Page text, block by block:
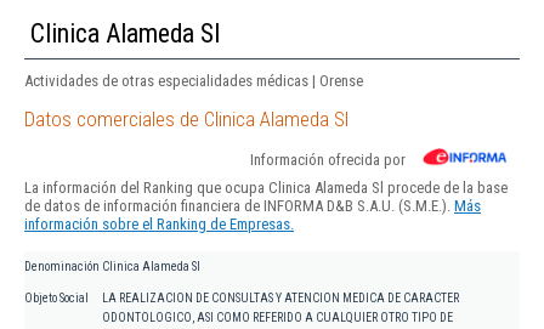
Clinica Alameda Sl
Actividades de otras especialidades médicas | Orense
Datos comerciales de Clinica Alameda Sl
Información ofrecida por
La información del Ranking que ocupa Clinica Alameda Sl procede de la base
de datos de información financiera de INFORMA D&B S.A.U. (S.M.E.). Más
información sobre el Ranking de Empresas.
Denominación Clinica Alameda Sl
Objeto Social
LA REALIZACION DE CONSULTAS Y ATENCION MEDICA DE CARACTER
ODONTOLOGICO, ASI COMO REFERIDO A CUALQUIER OTRO TIPO DE